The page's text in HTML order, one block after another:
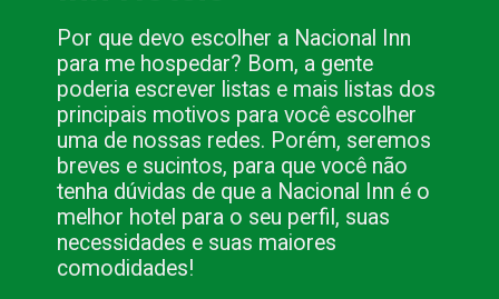
Por que devo escolher a Nacional Inn
para me hospedar? Bom, a gente
poderia escrever listas e mais listas dos
principais motivos para você escolher
uma de nossas redes. Porém, seremos
breves e sucintos, para que você não
tenha dúvidas de que a Nacional Inn é o
melhor hotel para o seu perfil, suas
necessidades e suas maiores
comodidades!